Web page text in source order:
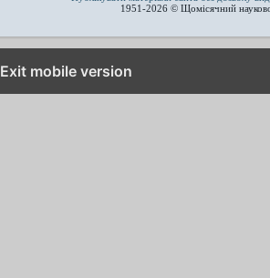
1951-2026 © Щомісячний
Exit mobile version